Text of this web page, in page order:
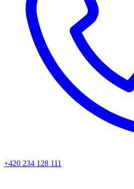
+420 234 128 111